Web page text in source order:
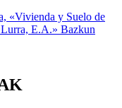
«Vivienda y Suelo de
E.A.» Bazkun